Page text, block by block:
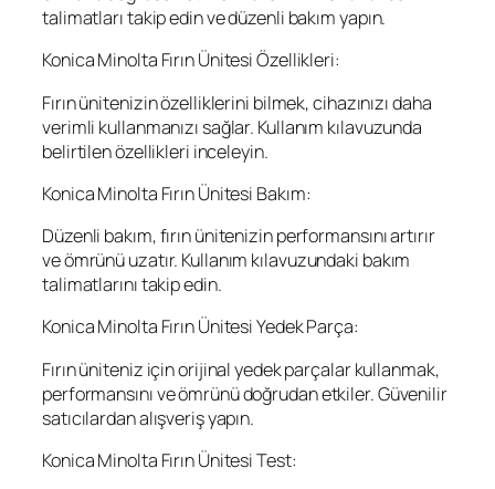
talimatları takip edin ve düzenli bakım yapın.
Konica Minolta Fırın Ünitesi Özellikleri:
Fırın ünitenizin özelliklerini bilmek, cihazınızı daha
verimli kullanmanızı sağlar. Kullanım kılavuzunda
belirtilen özellikleri inceleyin.
Konica Minolta Fırın Ünitesi Bakım:
Düzenli bakım, fırın ünitenizin performansını artırır
ve ömrünü uzatır. Kullanım kılavuzundaki bakım
talimatlarını takip edin.
Konica Minolta Fırın Ünitesi Yedek Parça:
Fırın üniteniz için orijinal yedek parçalar kullanmak,
performansını ve ömrünü doğrudan etkiler. Güvenilir
satıcılardan alışveriş yapın.
Konica Minolta Fırın Ünitesi Test: